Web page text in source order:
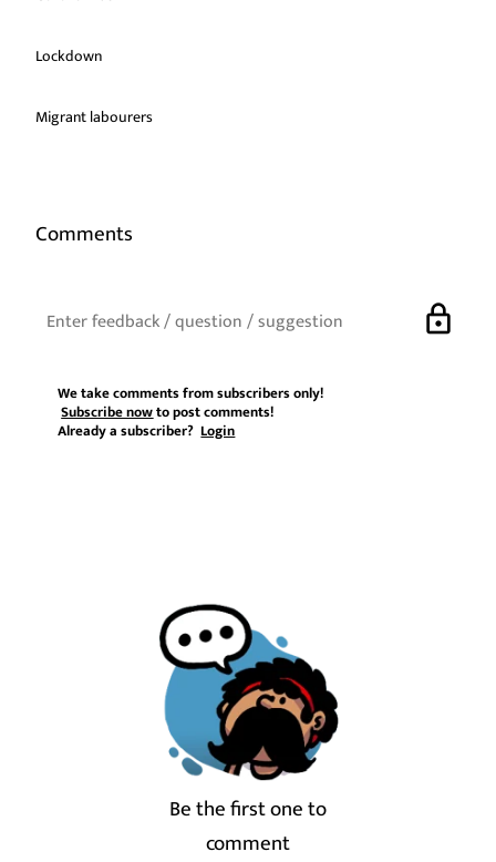
Lockdown
Migrant labourers
Comments
lock
We take comments from subscribers only!
Subscribe nowto post comments!
Already a subscriber?Login
Be the first one to
comment